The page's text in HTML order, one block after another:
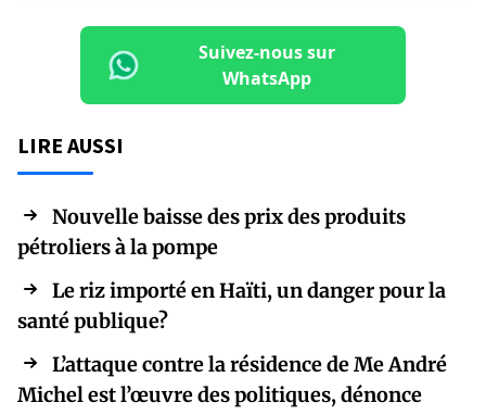
Suivez-nous sur
WhatsApp
LIRE AUSSI
Nouvelle baisse des prix des produits
pétroliers à la pompe
Le riz importé en Haïti, un danger pour la
santé publique?
L’attaque contre la résidence de Me André
Michel est l’œuvre des politiques, dénonce